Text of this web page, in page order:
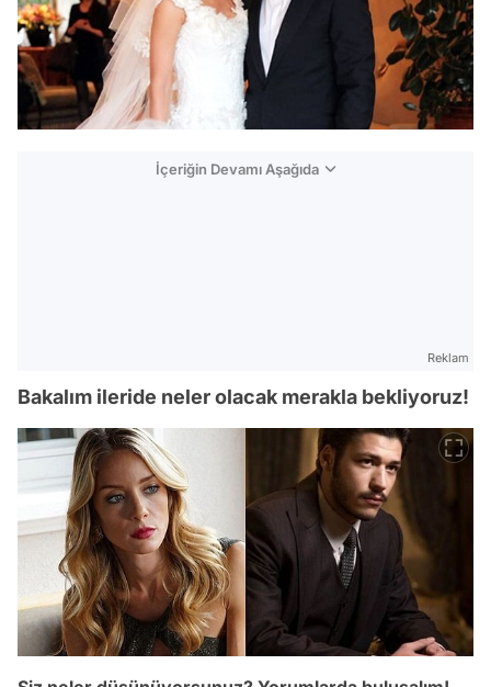
İçeriğin Devamı Aşağıda
Reklam
Bakalım ileride neler olacak merakla bekliyoruz!